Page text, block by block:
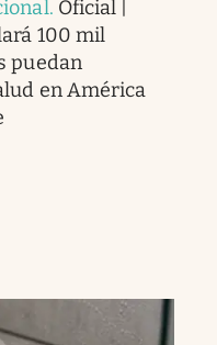
. Oficial |
100 mil
puedan
en América